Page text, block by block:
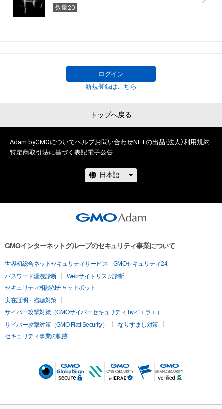
数量20
ログイン
新規登録はこちら
トップへ戻る
Adam byGMOについてヘルプお問い合わせNFTの出品（法人）利用規約
特定商取引法に基づく表記電子公告
GMOインターネットグループのセキュリティ事業について
世界初総合ネットセキュリティサービス「GMOセキュリティ24」
パスワード漏洩診断
Webサイトリスク診断
セキュリティ相談AIチャットボット
実在証明・盗聴対策
サイバー攻撃対策（GMOサイバーセキュリティ byイエラエ）
サイバー攻撃対策（GMO Flatt Security）
なりすまし対策
セキュリティ事業の軌跡